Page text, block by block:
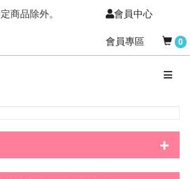
商品除外。 會員中心
會員專區 0
+